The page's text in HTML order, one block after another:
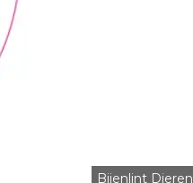
Bijenlint Dieren